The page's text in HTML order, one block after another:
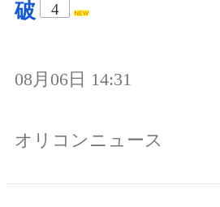
破
4
08月06日 14:31
オリコンニュース